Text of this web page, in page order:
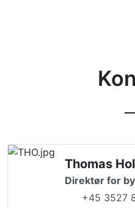
Thomas
Direktør for
+45 3527